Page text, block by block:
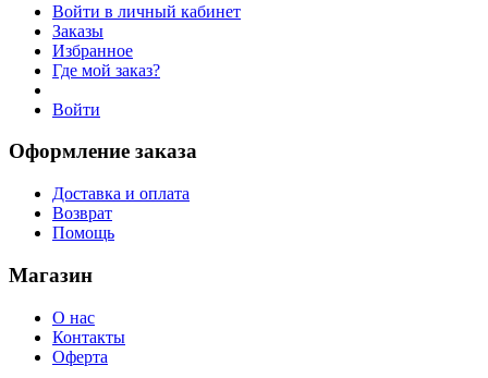
Войти в личный кабинет
Заказы
Избранное
Где мой заказ?
Войти
Оформление заказа
Доставка и оплата
Возврат
Помощь
Магазин
О нас
Контакты
Оферта